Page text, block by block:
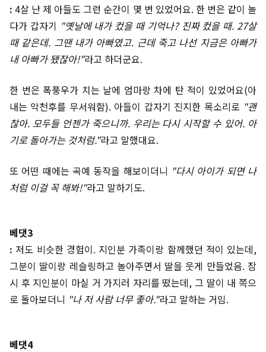
: 4살 난 제 아들도 그런 순간이 몇 번 있었어요. 한 번은 같이 놀
다가 갑자기 "옛날에 내가 컸을 때 기억나? 진짜 컸을 때. 27살
때 같은데. 그땐 내가 아빠였고. 근데 죽고 나선 지금은 아빠가
내 아빠가 됐잖아!"라고 하더군요.
한 번은 폭풍우가 치는 날에 엄마랑 차에 탄 적이 있었어요(아
내는 악천후를 무서워함). 아들이 갑자기 진지한 목소리로 "괜
찮아. 모두들 언젠가 죽으니까. 우리는 다시 시작할 수 있어. 아
기로 돌아가는 것처럼."라고 말했대요.
또 어떤 때에는 곡예 동작을 해보이더니 "다시 아이가 되면 나
처럼 이걸 꼭 해봐!"라고 말하기도.
베댓3
: 저도 비슷한 경험이. 지인분 가족이랑 함께했던 적이 있는데,
그분이 딸이랑 레슬링하고 놀아주면서 딸을 웃게 만들었음. 잠
시 후 지인분이 마실 거 가지러 자리를 떴는데, 그 딸이 내 쪽으
로 돌아보더니 "나 저 사람 너무 좋아."라고 말하는 거임.
베댓4